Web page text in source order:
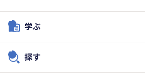
学ぶ
探す